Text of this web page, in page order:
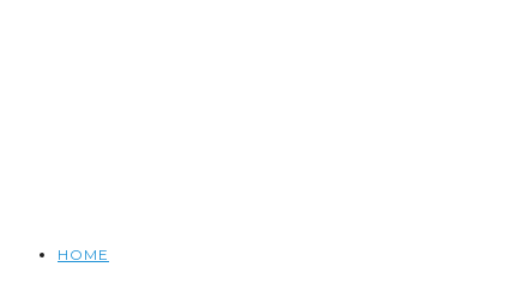
HOME